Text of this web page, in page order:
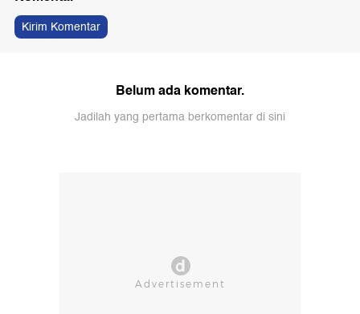
Kirim Komentar
Belum ada komentar.
Jadilah yang pertama berkomentar di sini